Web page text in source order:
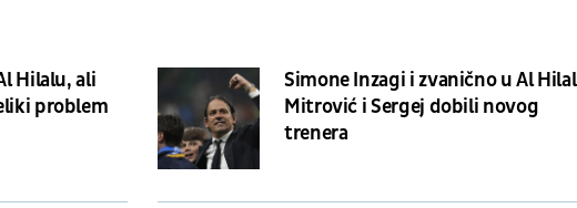
Hilalu, ali
problem
Simone Inzagi i zvanično u Al
Mitrović i Sergej dobili novog
trenera